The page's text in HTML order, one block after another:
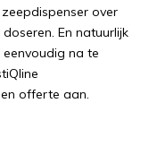
over
En natuurlijk
na te
offerte aan.